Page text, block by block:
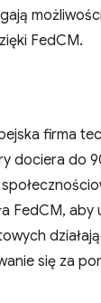
FedCM.
firma
dociera do
FedCM, aby
się za